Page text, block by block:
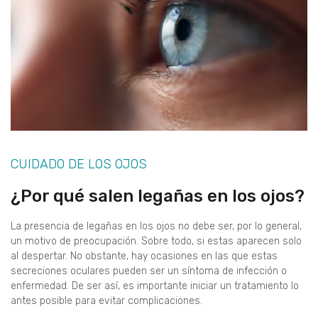
CUIDADO DE LOS OJOS
¿Por qué salen legañas en los ojos?
La presencia de legañas en los ojos no debe ser, por lo general,
un motivo de preocupación. Sobre todo, si estas aparecen solo
al despertar. No obstante, hay ocasiones en las que estas
secreciones oculares pueden ser un síntoma de infección o
enfermedad. De ser así, es importante iniciar un tratamiento lo
antes posible para evitar complicaciones.